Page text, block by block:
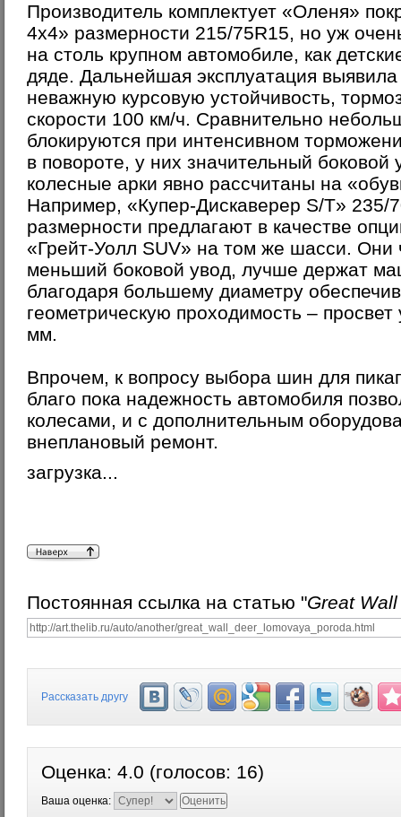
Производитель комплектует «Оленя»
4х4» размерности 215/75R15, но уж
на столь крупном автомобиле, как
дяде. Дальнейшая эксплуатация выявила
неважную курсовую устойчивость,
скорости 100 км/ч. Сравнительно
блокируются при интенсивном
в повороте, у них значительный
колесные арки явно рассчитаны на
Например, «Купер-Дискаверер S/T» 235/
размерности предлагают в качестве
«Грейт-Уолл SUV» на том же шасси. Они
меньший боковой увод, лучше держат
благодаря большему диаметру
геометрическую проходимость –
мм.
Впрочем, к вопросу выбора шин для
благо пока надежность автомобиля
колесами, и с дополнительным
внеплановый ремонт.
загрузка...
Постоянная ссылка на статью "Great
Рассказать другу
Оценка: 4.0 (голосов: 16)
Ваша оценка: